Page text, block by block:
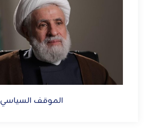
الموقف السياسي